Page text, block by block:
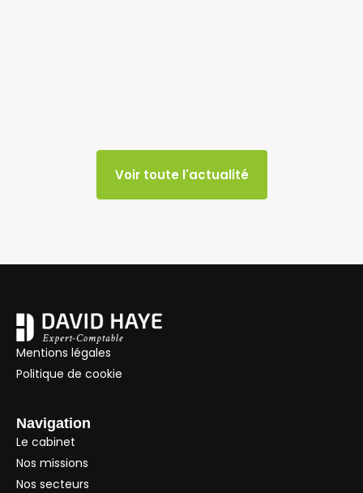
Voir toute l'actualité
Mentions légales
Politique de cookie
Navigation
Le cabinet
Nos missions
Nos secteurs